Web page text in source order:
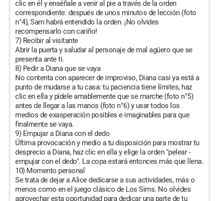
clic en él y enséñale a venir al pie a través de la orden
correspondiente: después de unos minutos de lección (foto
n°4), Sam habrá entendido la orden. ¡No olvides
recompensarlo con cariño!
7) Recibir al visitante
Abrir la puerta y saludar al personaje de mal agüero que se
presenta ante ti.
8) Pedir a Diana que se vaya
No contenta con aparecer de improviso, Diana casi ya está a
punto de mudarse a tu casa: tu paciencia tiene límites, haz
clic en ella y pídele amablemente que se marche (foto n°5)
antes de llegar a las manos (foto n°6) y usar todos los
medios de exasperación posibles e imaginables para que
finalmente se vaya.
9) Empujar a Diana con el dedo
Última provocación y medio a tu disposición para mostrar tu
desprecio a Diana, haz clic en ella y elige la orden "pelear -
empujar con el dedo". La copa estará entonces más que llena.
10) Momento personal
Se trata de dejar a Alice dedicarse a sus actividades, más o
menos como en el juego clásico de Los Sims. No olvides
aprovechar esta oportunidad para dedicar una parte de tu